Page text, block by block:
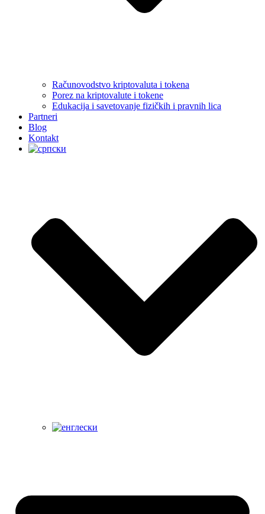
Računovodstvo kriptovaluta i tokena
Porez na kriptovalute i tokene
Edukacija i savetovanje fizičkih i pravnih lica
Partneri
Blog
Kontakt